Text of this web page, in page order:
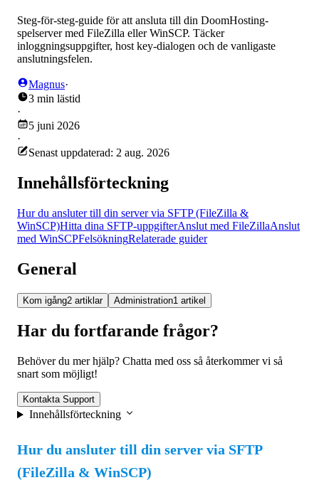
Steg-för-steg-guide för att ansluta till din DoomHosting-
spelserver med FileZilla eller WinSCP. Täcker
inloggningsuppgifter, host key-dialogen och de vanligaste
anslutningsfelen.
Magnus·
3 min lästid
·
5 juni 2026
·
Senast uppdaterad: 2 aug. 2026
Innehållsförteckning
Hur du ansluter till din server via SFTP (FileZilla &
WinSCP)Hitta dina SFTP-uppgifterAnslut med FileZillaAnslut
med WinSCPFelsökningRelaterade guider
General
Kom igång2 artiklar Administration1 artikel
Har du fortfarande frågor?
Behöver du mer hjälp? Chatta med oss så återkommer vi så
snart som möjligt!
Kontakta Support
Innehållsförteckning
Hur du ansluter till din server via SFTP
(FileZilla & WinSCP)